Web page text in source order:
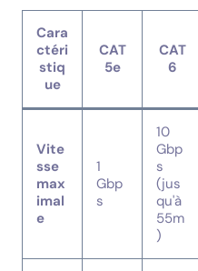
Cara
ctéri
stiq
ue
CAT
5e
CAT
6
Vite
sse
max
imal
e
1
Gbp
s
10
Gbp
s
(jus
qu'à
55m
)